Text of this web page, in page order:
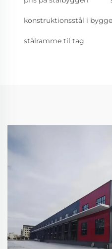
konstruktionsstål i
stålramme til tag